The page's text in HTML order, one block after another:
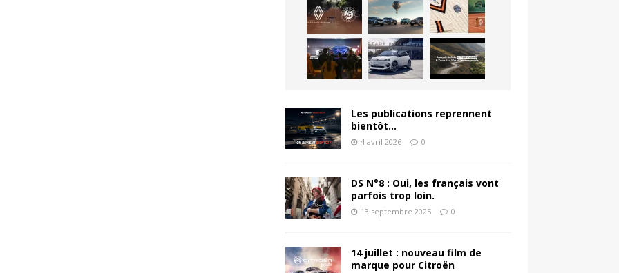
Les publications reprennent
bientôt…
4 avril 2026 0
DS N°8 : Oui, les français vont
parfois trop loin.
13 septembre 2025 0
14 juillet : nouveau film de
marque pour Citroën